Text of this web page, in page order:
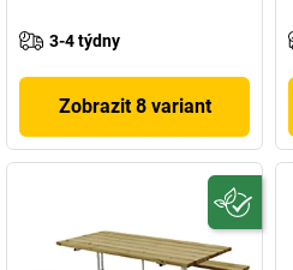
3-4 týdny
Zobrazit 8 variant